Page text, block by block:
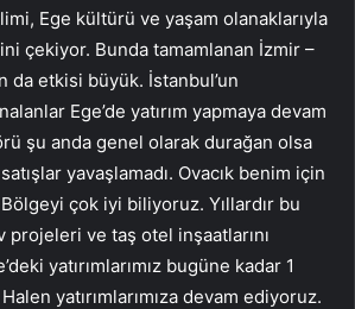
Ege kültürü ve yaşam olanaklarıyla
çekiyor. Bunda tamamlanan İzmir –
da etkisi büyük. İstanbul’un
Ege’de yatırım yapmaya devam
şu anda genel olarak durağan olsa
yavaşlamadı. Ovacık benim için
çok iyi biliyoruz. Yıllardır bu
projeleri ve taş otel inşaatlarını
yatırımlarımız bugüne kadar 1
yatırımlarımıza devam ediyoruz.